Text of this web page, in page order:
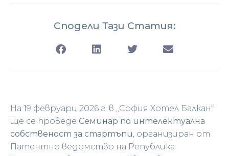
Сподели Тази Статия:
На 19 февруари 2026 г. в „София Хотел Балкан“
ще се проведе Семинар по интелектуална
собственост за стартъпи, организиран от
Патентно ведомство на Република